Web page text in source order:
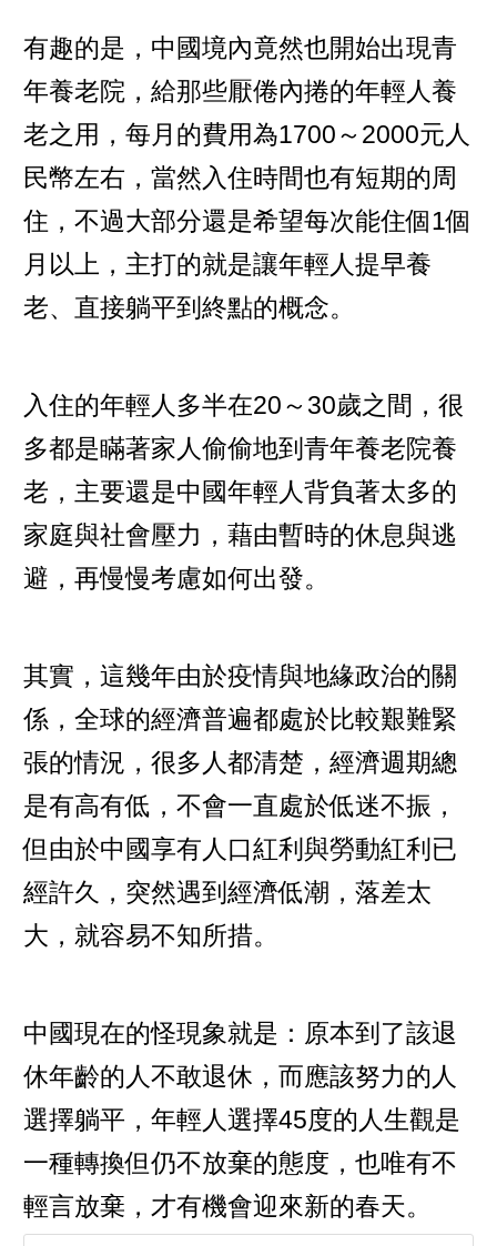
有趣的是，中國境內竟然也開始出現青
年養老院，給那些厭倦內捲的年輕人養
老之用，每月的費用為1700～2000元人
民幣左右，當然入住時間也有短期的周
住，不過大部分還是希望每次能住個1個
月以上，主打的就是讓年輕人提早養
老、直接躺平到終點的概念。
入住的年輕人多半在20～30歲之間，很
多都是瞞著家人偷偷地到青年養老院養
老，主要還是中國年輕人背負著太多的
家庭與社會壓力，藉由暫時的休息與逃
避，再慢慢考慮如何出發。
其實，這幾年由於疫情與地緣政治的關
係，全球的經濟普遍都處於比較艱難緊
張的情況，很多人都清楚，經濟週期總
是有高有低，不會一直處於低迷不振，
但由於中國享有人口紅利與勞動紅利已
經許久，突然遇到經濟低潮，落差太
大，就容易不知所措。
中國現在的怪現象就是：原本到了該退
休年齡的人不敢退休，而應該努力的人
選擇躺平，年輕人選擇45度的人生觀是
一種轉換但仍不放棄的態度，也唯有不
輕言放棄，才有機會迎來新的春天。